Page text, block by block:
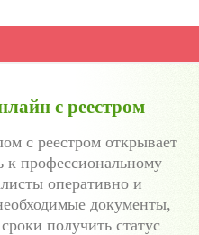
с реестром
с реестром открывает
к профессиональному
оперативно и
документы,
получить статус